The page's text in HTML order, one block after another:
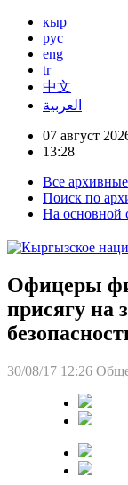
кыр
рус
eng
tr
中文
العربية
07 август
13:28
Все
Поиск по
На основной
Офицеры
присягу на
30/08/17 12:26